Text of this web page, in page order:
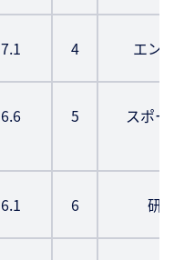
7.1 4 エン
6.6 5 スポ
6.1 6 研